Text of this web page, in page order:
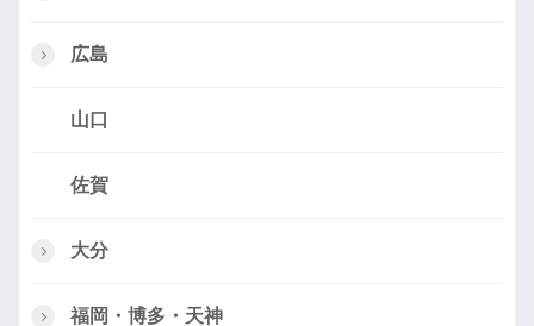
広島
山口
佐賀
大分
福岡・博多・天神